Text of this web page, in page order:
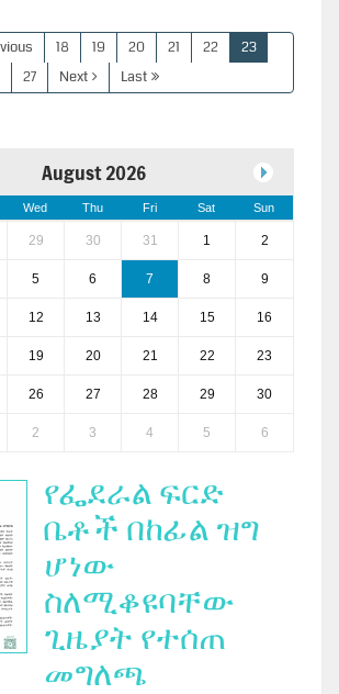
18 19 20 21 22
23
27 Next Last
August 2026
Wed Thu Fri Sat Sun
29 30 31 1 2
5 6 7 8 9
12 13 14 15 16
19 20 21 22 23
26 27 28 29 30
2 3 4 5 6
የፌደራል ፍርድ
ቤቶች በከፊል ዝግ
ሆነው
ስለሚቆዩባቸው
ጊዜያት የተሰጠ
መግለጫ